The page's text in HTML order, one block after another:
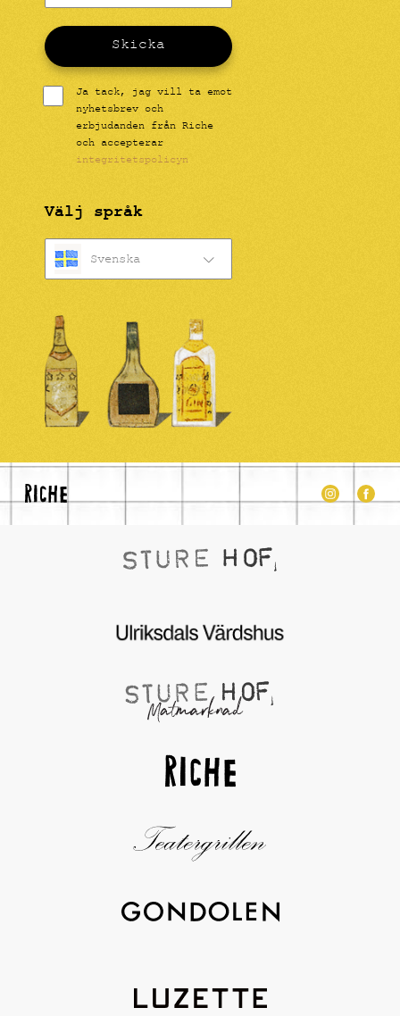
Skicka
Ja tack, jag vill ta emot
nyhetsbrev och
erbjudanden från Riche
och accepterar
integritetspolicyn
Välj språk
Svenska